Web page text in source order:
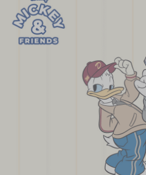
奇華網誌